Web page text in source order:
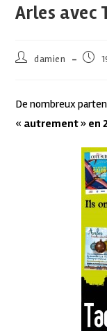
Arles avec
damien
De nombreux
« autrement» en